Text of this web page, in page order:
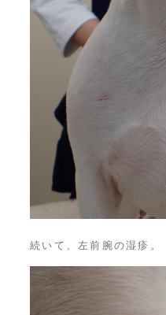
続いて、左前腕の湿疹。